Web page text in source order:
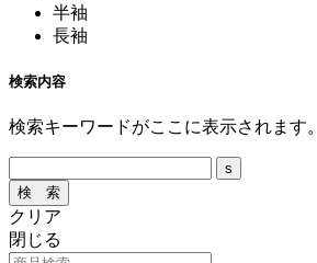
半袖
長袖
検索内容
検索キーワードがここに表示されます。
クリア
閉じる